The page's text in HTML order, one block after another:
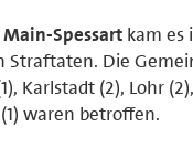
Spessart kam es
Straftaten. Die
Karlstadt (2), Lohr
waren betroffen.